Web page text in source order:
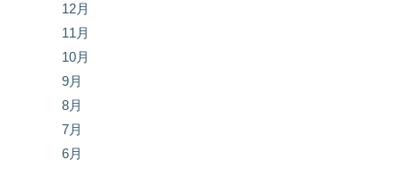
12月
11月
10月
9月
8月
7月
6月